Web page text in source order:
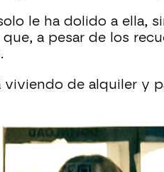
le ha dolido a ella,
que, a pesar de los
.
viviendo de alquiler y